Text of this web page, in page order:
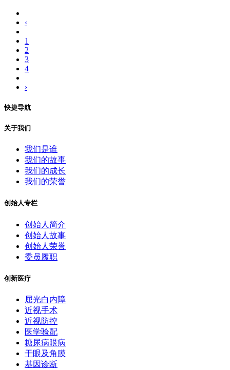
‹
1
2
3
4
›
快捷导航
关于我们
我们是谁
我们的故事
我们的成长
我们的荣誉
创始人专栏
创始人简介
创始人故事
创始人荣誉
委员履职
创新医疗
屈光白内障
近视手术
近视防控
医学验配
糖尿病眼病
干眼及角膜
基因诊断